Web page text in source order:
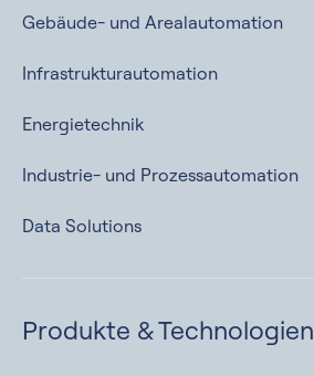
Gebäude- und Arealautomation
Infrastrukturautomation
Energietechnik
Industrie- und Prozessautomation
Data Solutions
Produkte &Technologien